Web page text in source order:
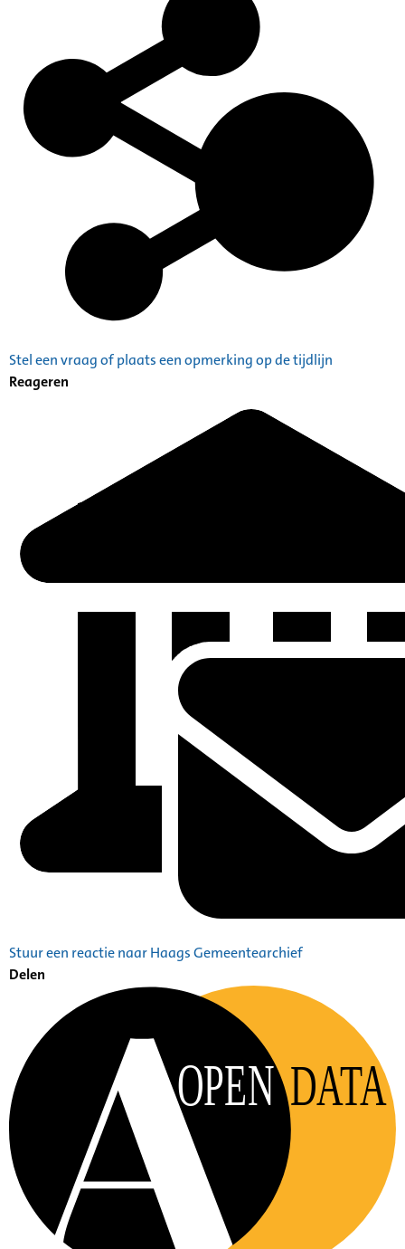
Stel een vraag of plaats een opmerking op de tijdlijn
Reageren
Stuur een reactie naar Haags Gemeentearchief
Delen
OPEN DATA